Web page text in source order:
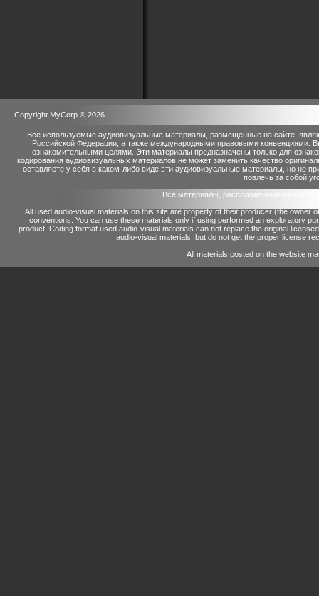
Copyright MyCorp © 2026
Все используемые аудиовизуальные материалы, размещенные на сайте,
Российской Федерации, а также международными правовыми конвенциями.
ознакомительными целями. Эти материалы предназначены только для
кодирования аудиовизуальных материалов не может заменить качество
оставляете у себя в каком-либо виде эти аудиовизуальные материалы, но не
повлечь за собой
Все материалы, расположенные на сайте
All used audio-visual materials on this site are property of their producer (the owner
conventions. You can use these materials only if using performed an exploratory
product. Coding format used audio-visual materials can not replace the original
audio-visual materials, but do not get the proper license
All materials posted on the website